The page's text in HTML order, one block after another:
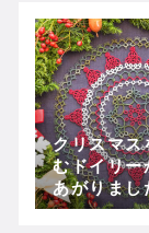
クリスマス
むドイリー
あがりまし